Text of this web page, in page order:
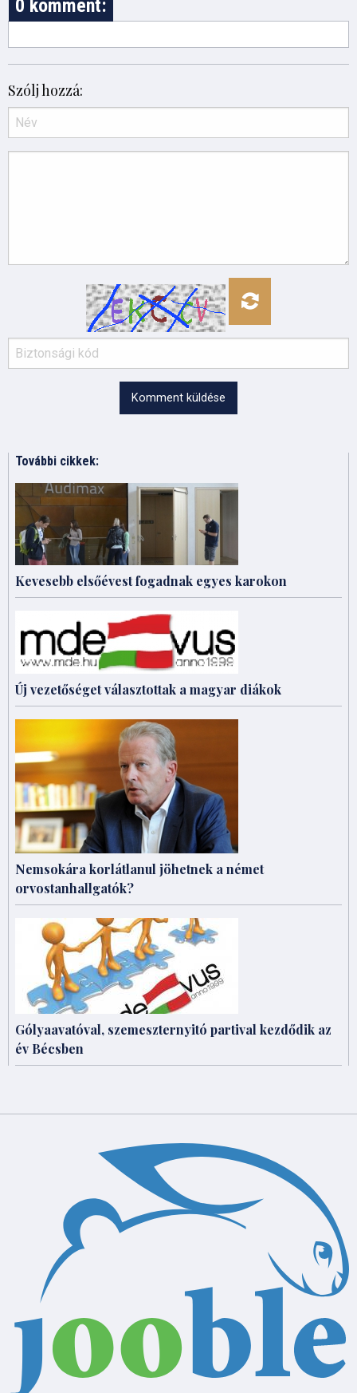
0 komment:
Szólj hozzá:
Komment küldése
További cikkek:
Kevesebb elsőévest fogadnak egyes karokon
Új vezetőséget választottak a magyar diákok
Nemsokára korlátlanul jöhetnek a német
orvostanhallgatók?
Gólyaavatóval, szemeszternyitó partival kezdődik az
év Bécsben